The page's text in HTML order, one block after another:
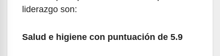
liderazgo son:
Salud e higiene con puntuación de 5.9